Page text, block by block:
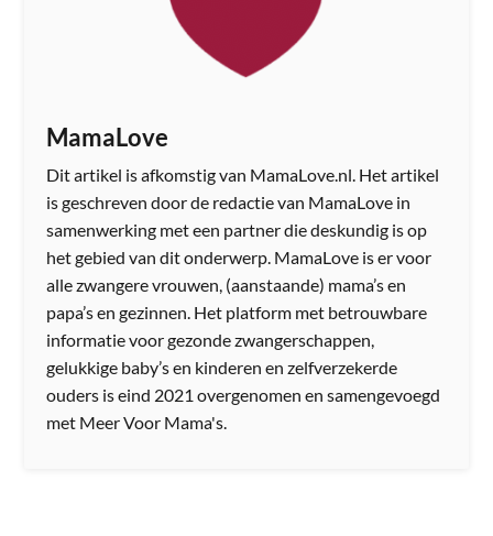
MamaLove
Dit artikel is afkomstig van MamaLove.nl. Het artikel
is geschreven door de redactie van MamaLove in
samenwerking met een partner die deskundig is op
het gebied van dit onderwerp. MamaLove is er voor
alle zwangere vrouwen, (aanstaande) mama’s en
papa’s en gezinnen. Het platform met betrouwbare
informatie voor gezonde zwangerschappen,
gelukkige baby’s en kinderen en zelfverzekerde
ouders is eind 2021 overgenomen en samengevoegd
met Meer Voor Mama's.